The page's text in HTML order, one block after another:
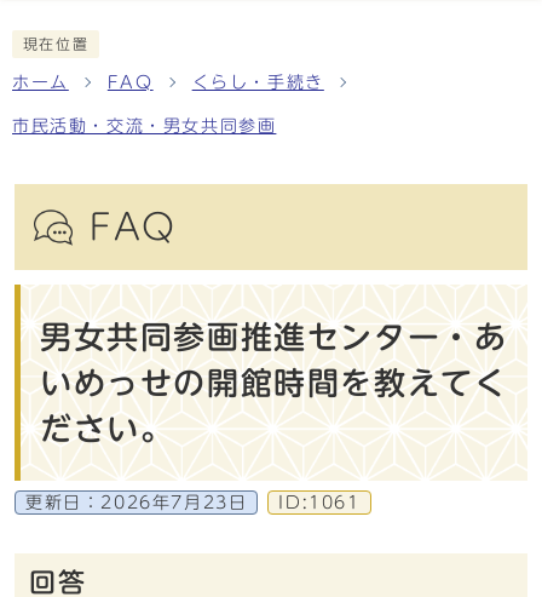
現在位置
ホーム FAQ くらし・手続き
市民活動・交流・男女共同参画
FAQ
男女共同参画推進センター・あ
いめっせの開館時間を教えてく
ださい。
更新日： 2026年7月23日 ID:1061
回答